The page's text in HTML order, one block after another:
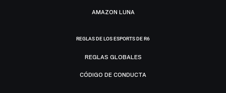
AMAZON LUNA
REGLAS DE LOS ESPORTS DE R6
REGLAS GLOBALES
CÓDIGO DE CONDUCTA